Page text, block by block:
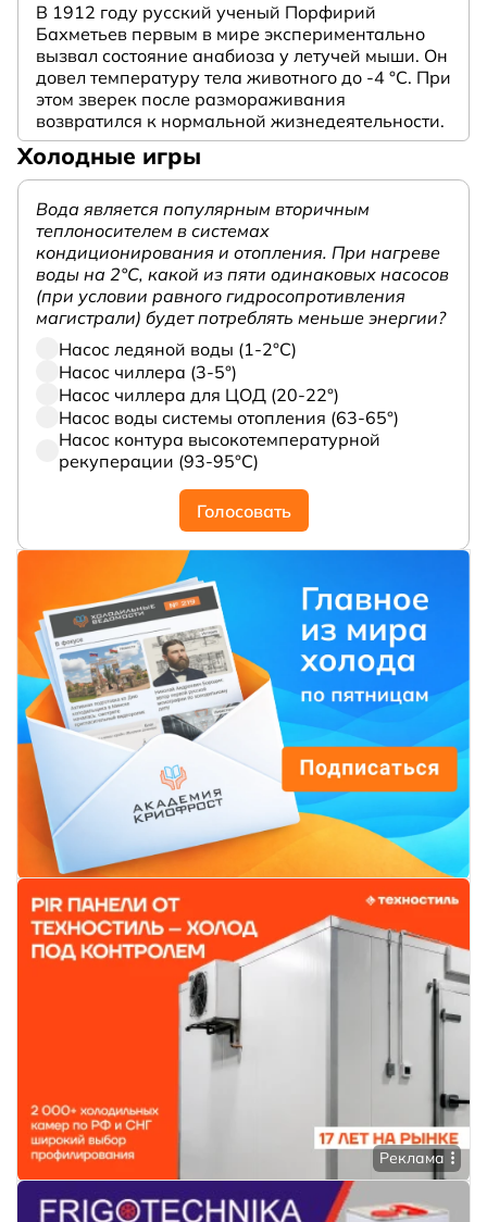
В 1912 году русский ученый Порфирий
Бахметьев первым в мире экспериментально
вызвал состояние анабиоза у летучей мыши. Он
довел температуру тела животного до -4 °C. При
этом зверек после размораживания
возвратился к нормальной жизнедеятельности.
Холодные игры
Вода является популярным вторичным
теплоносителем в системах
кондиционирования и отопления. При нагреве
воды на 2°С, какой из пяти одинаковых насосов
(при условии равного гидросопротивления
магистрали) будет потреблять меньше энергии?
Насос ледяной воды (1-2°С)
Насос чиллера (3-5°)
Насос чиллера для ЦОД (20-22°)
Насос воды системы отопления (63-65°)
Насос контура высокотемпературной
рекуперации (93-95°С)
Голосовать
Реклама